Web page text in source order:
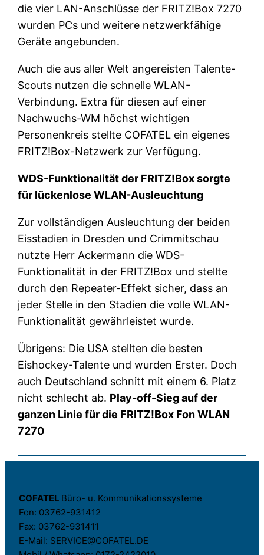
die vier LAN-Anschlüsse der FRITZ!Box 7270
wurden PCs und weitere netzwerkfähige
Geräte angebunden.
Auch die aus aller Welt angereisten Talente-
Scouts nutzen die schnelle WLAN-
Verbindung. Extra für diesen auf einer
Nachwuchs-WM höchst wichtigen
Personenkreis stellte COFATEL ein eigenes
FRITZ!Box-Netzwerk zur Verfügung.
WDS-Funktionalität der FRITZ!Box sorgte
für lückenlose WLAN-Ausleuchtung
Zur vollständigen Ausleuchtung der beiden
Eisstadien in Dresden und Crimmitschau
nutzte Herr Ackermann die WDS-
Funktionalität in der FRITZ!Box und stellte
durch den Repeater-Effekt sicher, dass an
jeder Stelle in den Stadien die volle WLAN-
Funktionalität gewährleistet wurde.
Übrigens: Die USA stellten die besten
Eishockey-Talente und wurden Erster. Doch
auch Deutschland schnitt mit einem 6. Platz
nicht schlecht ab. Play-off-Sieg auf der
ganzen Linie für die FRITZ!Box Fon WLAN
7270
COFATEL Büro- u. Kommunikationssysteme
Fon: 03762-931412
Fax: 03762-931411
E-Mail: SERVICE@COFATEL.DE